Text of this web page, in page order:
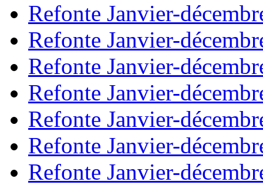
Refonte Janvier-
Refonte Janvier-
Refonte Janvier-
Refonte Janvier-
Refonte Janvier-
Refonte Janvier-
Refonte Janvier-